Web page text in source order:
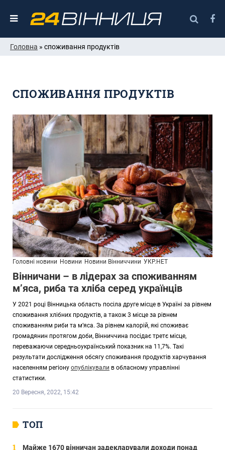
Головна » споживання продуктів
СПОЖИВАННЯ ПРОДУКТІВ
Головні новини Новини Новини Вінниччини УКР.НЕТ
Вінничани – в лідерах за споживанням
м’яса, риба та хліба серед українців
У 2021 році Вінницька область посіла друге місце в Україні за рівнем
споживання хлібних продуктів, а також 3 місце за рівнем
споживанням риби та м’яса. За рівнем калорій, які споживає
громадянин протягом доби, Вінниччина посідає третє місце,
переважаючи середньоукраїнський показник на 11,7%. Такі
результати дослідження обсягу споживання продуктів харчування
населенням регіону опублікували в обласному управлінні
статистики.
20 Вересня, 2022, 15:42
ТОП
Майже 1670 вінничан задекларували доходи понад